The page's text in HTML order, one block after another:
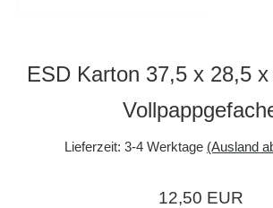
ESD Karton 37,5 x 28,5
Lieferzeit: 3-4 Werktage (Ausland
12,50 EUR